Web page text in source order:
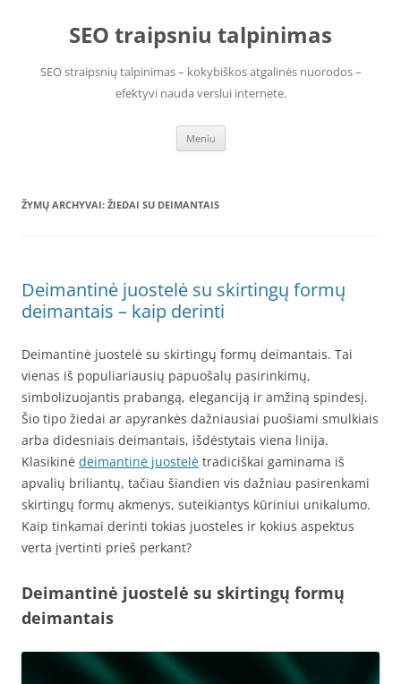
SEO traipsniu talpinimas
SEO straipsnių talpinimas – kokybiškos atgalinės nuorodos –
efektyvi nauda verslui internete.
Meniu
ŽYMŲ ARCHYVAI: ŽIEDAI SU DEIMANTAIS
Deimantinė juostelė su skirtingų formų
deimantais – kaip derinti
Deimantinė juostelė su skirtingų formų deimantais. Tai
vienas iš populiariausių papuošalų pasirinkimų,
simbolizuojantis prabangą, eleganciją ir amžiną spindesį.
Šio tipo žiedai ar apyrankės dažniausiai puošiami smulkiais
arba didesniais deimantais, išdėstytais viena linija.
Klasikinė deimantinė juostelė tradiciškai gaminama iš
apvalių briliantų, tačiau šiandien vis dažniau pasirenkami
skirtingų formų akmenys, suteikiantys kūriniui unikalumo.
Kaip tinkamai derinti tokias juosteles ir kokius aspektus
verta įvertinti prieš perkant?
Deimantinė juostelė su skirtingų formų
deimantais